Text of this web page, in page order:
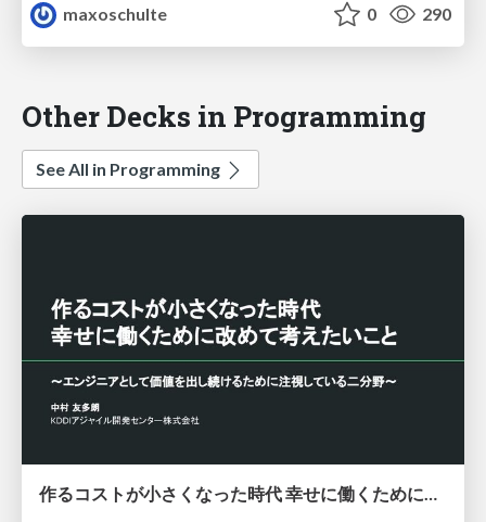
maxoschulte
0 290
Other Decks in Programming
See All in Programming